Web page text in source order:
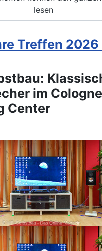
lesen
Treffen 2026
im Cologne
Center